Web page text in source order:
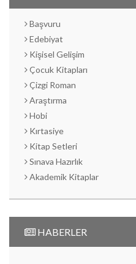
Başvuru
Edebiyat
Kişisel Gelişim
Çocuk Kitapları
Çizgi Roman
Araştırma
Hobi
Kırtasiye
Kitap Setleri
Sınava Hazırlık
Akademik Kitaplar
HABERLER